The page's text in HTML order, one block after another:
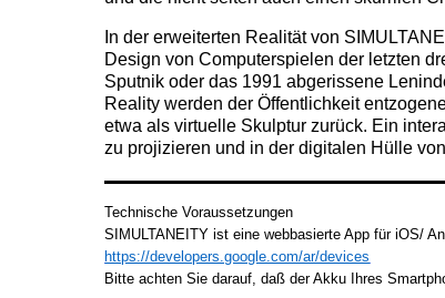
In der erweiterten Realität von
Design von Computerspielen der letzten
Sputnik oder das 1991 abgerissene
Reality werden der Öffentlichkeit
etwa als virtuelle Skulptur zurück. Ein
zu projizieren und in der digitalen Hülle
Technische Voraussetzungen
SIMULTANEITY ist eine webbasierte App für iOS/
https://developers.google.com/ar/devices
Bitte achten Sie darauf, daß der Akku Ihres